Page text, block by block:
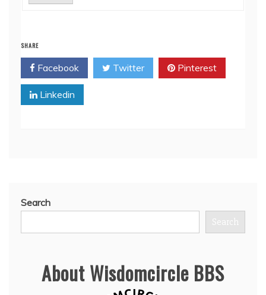
SHARE
Facebook Twitter Pinterest
Linkedin
Search
Search
About Wisdomcircle BBS